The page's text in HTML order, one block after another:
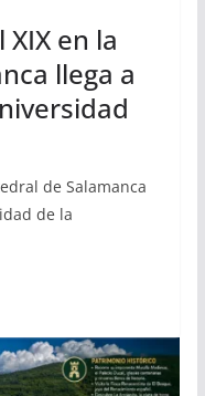
en la
llega a
de Salamanca
de la